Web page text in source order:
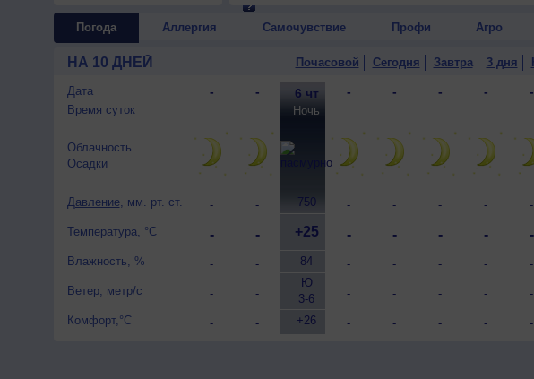
порывы до 9 м/с.
10 августа, ожидается переменная облачность,
Погода Аллергия Самочувствие Профи Агро
НА 10 ДНЕЙ Почасовой Сегодня Завтра 3 дня
Дата
Время суток
Облачность
Осадки
Давление, мм. рт. ст.
Температура, °C
Влажность, %
Ветер, метр/с
Комфорт,°C
-
-
-
-
-
-
-
-
-
-
-
-
6 чт
Ночь
750
+25
84
Ю
3-6
+26
-
-
-
-
-
-
-
-
-
-
-
-
-
-
-
-
-
-
-
-
-
-
-
-
-
-
-
-
-
-